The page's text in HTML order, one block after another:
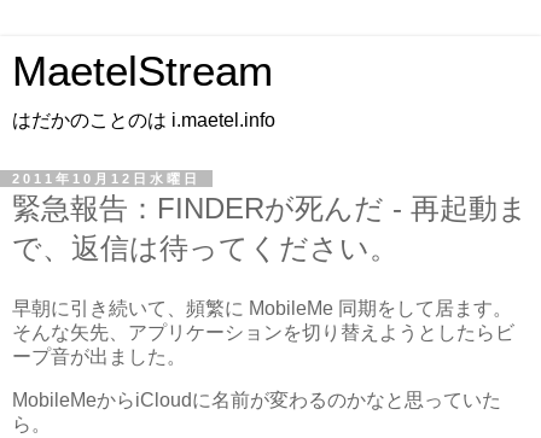
MaetelStream
はだかのことのは i.maetel.info
2011年10月12日水曜日
緊急報告：FINDERが死んだ - 再起動ま
で、返信は待ってください。
早朝に引き続いて、頻繁に MobileMe 同期をして居ます。
そんな矢先、アプリケーションを切り替えようとしたらビ
ープ音が出ました。
MobileMeからiCloudに名前が変わるのかなと思っていた
ら。